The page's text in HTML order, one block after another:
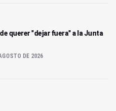
de querer "dejar fuera" a la Junta
DE 2026